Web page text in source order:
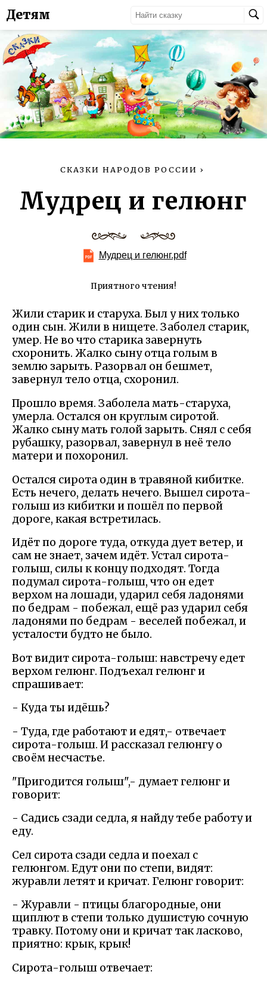
Детям
СКАЗКИ НАРОДОВ РОССИИ ›
Мудрец и гелюнг
Мудрец и гелюнг.pdf
Приятного чтения!
Жили старик и старуха. Был у них только
один сын. Жили в нищете. Заболел старик,
умер. Не во что старика завернуть
схоронить. Жалко сыну отца голым в
землю зарыть. Разорвал он бешмет,
завернул тело отца, схоронил.
Прошло время. Заболела мать-старуха,
умерла. Остался он круглым сиротой.
Жалко сыну мать голой зарыть. Снял с себя
рубашку, разорвал, завернул в неё тело
матери и похоронил.
Остался сирота один в травяной кибитке.
Есть нечего, делать нечего. Вышел сирота-
голыш из кибитки и пошёл по первой
дороге, какая встретилась.
Идёт по дороге туда, откуда дует ветер, и
сам не знает, зачем идёт. Устал сирота-
голыш, силы к концу подходят. Тогда
подумал сирота-голыш, что он едет
верхом на лошади, ударил себя ладонями
по бедрам - побежал, ещё раз ударил себя
ладонями по бедрам - веселей побежал, и
усталости будто не было.
Вот видит сирота-голыш: навстречу едет
верхом гелюнг. Подъехал гелюнг и
спрашивает:
- Куда ты идёшь?
- Туда, где работают и едят,- отвечает
сирота-голыш. И рассказал гелюнгу о
своём несчастье.
"Пригодится голыш",- думает гелюнг и
говорит:
- Садись сзади седла, я найду тебе работу и
еду.
Сел сирота сзади седла и поехал с
гелюнгом. Едут они по степи, видят:
журавли летят и кричат. Гелюнг говорит:
- Журавли - птицы благородные, они
щиплют в степи только душистую сочную
травку. Потому они и кричат так ласково,
приятно: крык, крык!
Сирота-голыш отвечает: